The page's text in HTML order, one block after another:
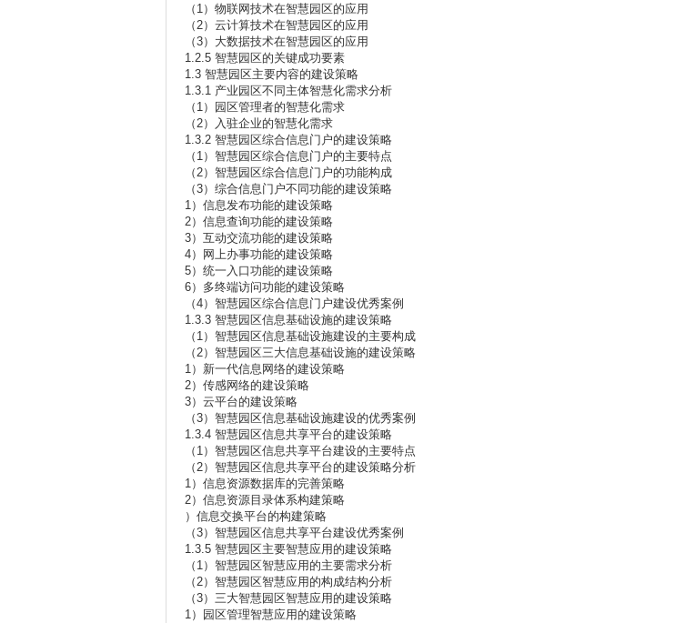
（1）物联网技术在智慧园区的应用
（2）云计算技术在智慧园区的应用
（3）大数据技术在智慧园区的应用
1.2.5 智慧园区的关键成功要素
1.3 智慧园区主要内容的建设策略
1.3.1 产业园区不同主体智慧化需求分析
（1）园区管理者的智慧化需求
（2）入驻企业的智慧化需求
1.3.2 智慧园区综合信息门户的建设策略
（1）智慧园区综合信息门户的主要特点
（2）智慧园区综合信息门户的功能构成
（3）综合信息门户不同功能的建设策略
1）信息发布功能的建设策略
2）信息查询功能的建设策略
3）互动交流功能的建设策略
4）网上办事功能的建设策略
5）统一入口功能的建设策略
6）多终端访问功能的建设策略
（4）智慧园区综合信息门户建设优秀案例
1.3.3 智慧园区信息基础设施的建设策略
（1）智慧园区信息基础设施建设的主要构成
（2）智慧园区三大信息基础设施的建设策略
1）新一代信息网络的建设策略
2）传感网络的建设策略
3）云平台的建设策略
（3）智慧园区信息基础设施建设的优秀案例
1.3.4 智慧园区信息共享平台的建设策略
（1）智慧园区信息共享平台建设的主要特点
（2）智慧园区信息共享平台的建设策略分析
1）信息资源数据库的完善策略
2）信息资源目录体系构建策略
）信息交换平台的构建策略
（3）智慧园区信息共享平台建设优秀案例
1.3.5 智慧园区主要智慧应用的建设策略
（1）智慧园区智慧应用的主要需求分析
（2）智慧园区智慧应用的构成结构分析
（3）三大智慧园区智慧应用的建设策略
1）园区管理智慧应用的建设策略